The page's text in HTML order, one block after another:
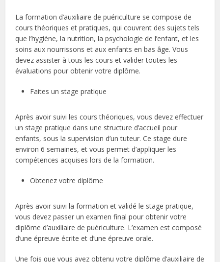
La formation d’auxiliaire de puériculture se compose de
cours théoriques et pratiques, qui couvrent des sujets tels
que l’hygiène, la nutrition, la psychologie de l’enfant, et les
soins aux nourrissons et aux enfants en bas âge. Vous
devez assister à tous les cours et valider toutes les
évaluations pour obtenir votre diplôme.
Faites un stage pratique
Après avoir suivi les cours théoriques, vous devez effectuer
un stage pratique dans une structure d’accueil pour
enfants, sous la supervision d’un tuteur. Ce stage dure
environ 6 semaines, et vous permet d’appliquer les
compétences acquises lors de la formation.
Obtenez votre diplôme
Après avoir suivi la formation et validé le stage pratique,
vous devez passer un examen final pour obtenir votre
diplôme d’auxiliaire de puériculture. L’examen est composé
d’une épreuve écrite et d’une épreuve orale.
Une fois que vous avez obtenu votre diplôme d’auxiliaire de